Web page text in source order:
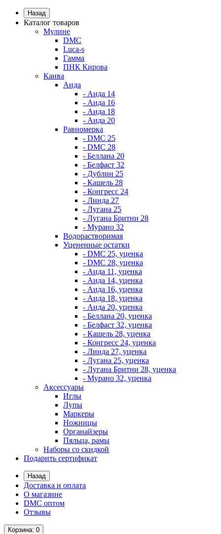
Назад
Каталог товаров
Мулине
DMC
Luca-s
Гамма
ПНК Кирова
Канва
Аида
- Аида 14
- Аида 16
- Аида 18
- Аида 20
Равномерка
- DMC 25
- DMC 28
- Беллана 20
- Белфаст 32
- Дублин 25
- Кашель 28
- Конгресс 24
- Линда 27
- Лугана 25
- Лугана Бритни 28
- Мурано 32
Водорастворимая
Уцененные остатки
- DMC 25, уценка
- DMC 28, уценка
- Аида 11, уценка
- Аида 14, уценка
- Аида 16, уценка
- Аида 18, уценка
- Аида 20, уценка
- Беллана 20, уценка
- Белфаст 32, уценка
- Кашель 28, уценка
- Конгресс 24, уценка
- Линда 27, уценка
- Лугана 25, уценка
- Лугана Бритни 28, уценка
- Мурано 32, уценка
Аксессуары
Иглы
Лупы
Маркеры
Ножницы
Органайзеры
Пяльца, рамы
Наборы со скидкой
Подарить сертификат
Назад
Доставка и оплата
О магазине
DMC оптом
Отзывы
Корзина: 0